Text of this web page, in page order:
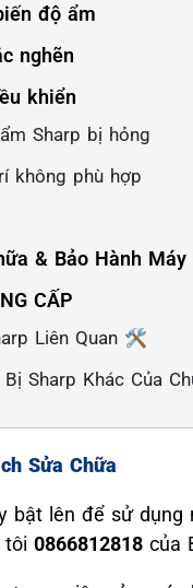
độ ẩm
nghẽn
khiển
Sharp bị hỏng
không phù hợp
& Bảo Hành
CẤP
Liên Quan 🛠️
Sharp Khác Của
Sửa Chữa
bật lên để sử
tôi 0866812818 của